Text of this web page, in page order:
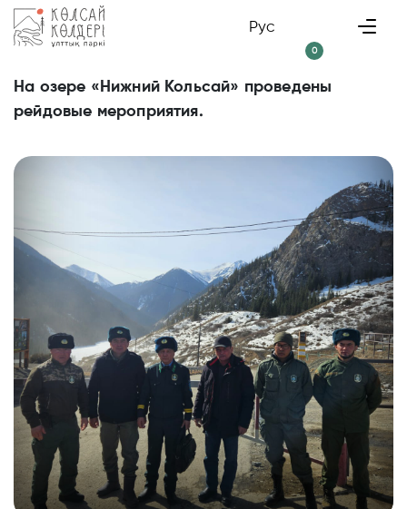
Рус
0
На озере «Нижний Кольсай» проведены
рейдовые мероприятия.